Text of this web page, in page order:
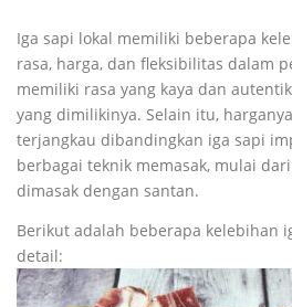
Iga sapi lokal memiliki beberapa
rasa, harga, dan fleksibilitas dalam
memiliki rasa yang kaya dan
yang dimilikinya. Selain itu,
terjangkau dibandingkan iga sapi
berbagai teknik memasak, mulai
dimasak dengan santan.
Berikut adalah beberapa kelebihan
detail: